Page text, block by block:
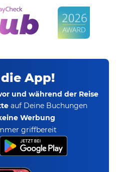
App!
und während der Reise
auf Deine Buchungen
Werbung
griffbereit